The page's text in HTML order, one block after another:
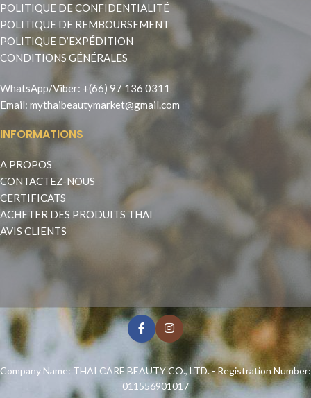
POLITIQUE DE CONFIDENTIALITÉ
POLITIQUE DE REMBOURSEMENT
POLITIQUE D’EXPÉDITION
CONDITIONS GÉNÉRALES
WhatsApp/Viber: +(66) 97 136 0311
Email: mythaibeautymarket@gmail.com
INFORMATIONS
A PROPOS
CONTACTEZ-NOUS
CERTIFICATS
ACHETER DES PRODUITS THAI
AVIS CLIENTS
Company Name: THAI CARE BEAUTY CO., LTD. - Registration Number:
011556901017